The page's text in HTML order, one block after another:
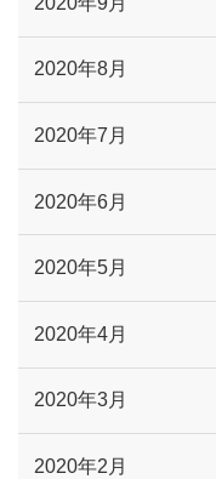
2020年8月
2020年7月
2020年6月
2020年5月
2020年4月
2020年3月
2020年2月